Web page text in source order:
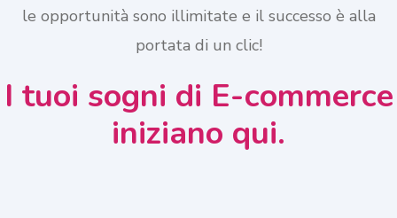
le opportunità sono illimitate e il successo è alla
portata di un clic!
I tuoi sogni di E-commerce
iniziano qui.